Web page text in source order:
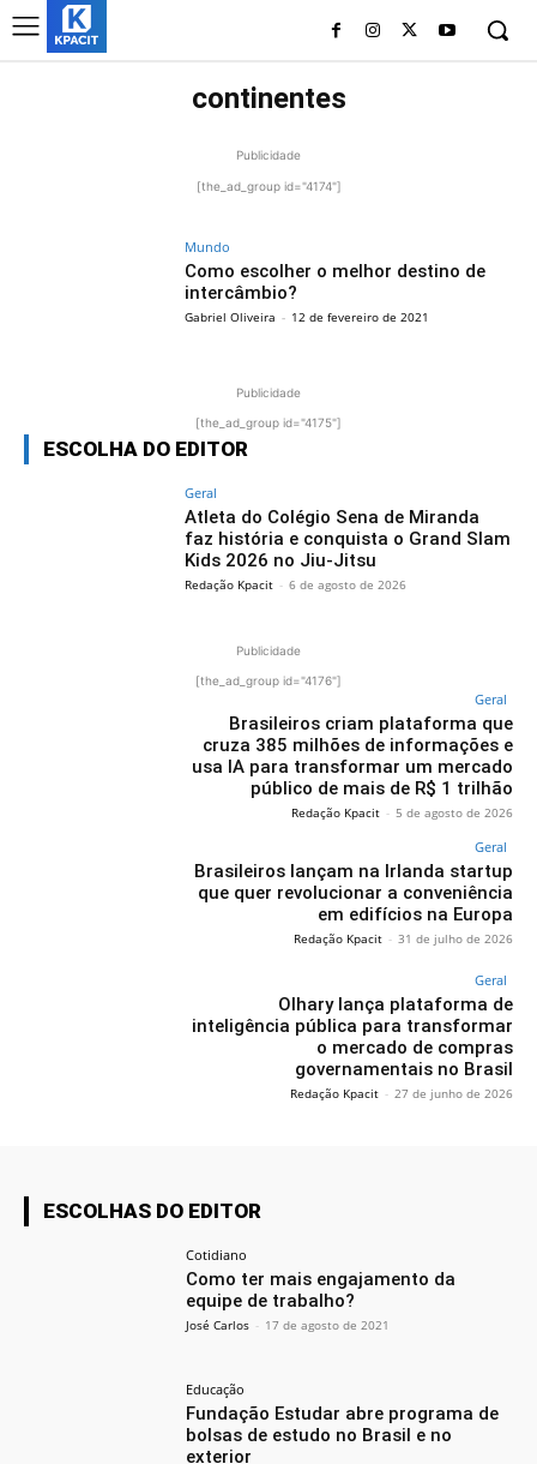
continentes
Publicidade
[the_ad_group id="4174"]
Mundo
Como escolher o melhor destino de
intercâmbio?
Gabriel Oliveira - 12 de fevereiro de 2021
Publicidade
[the_ad_group id="4175"]
ESCOLHA DO EDITOR
Geral
Atleta do Colégio Sena de Miranda
faz história e conquista o Grand Slam
Kids 2026 no Jiu-Jitsu
Redação Kpacit - 6 de agosto de 2026
Publicidade
[the_ad_group id="4176"]
Geral
Brasileiros criam plataforma que
cruza 385 milhões de informações e
usa IA para transformar um mercado
público de mais de R$ 1 trilhão
Redação Kpacit - 5 de agosto de 2026
Geral
Brasileiros lançam na Irlanda startup
que quer revolucionar a conveniência
em edifícios na Europa
Redação Kpacit - 31 de julho de 2026
Geral
Olhary lança plataforma de
inteligência pública para transformar
o mercado de compras
governamentais no Brasil
Redação Kpacit - 27 de junho de 2026
ESCOLHAS DO EDITOR
Cotidiano
Como ter mais engajamento da
equipe de trabalho?
José Carlos - 17 de agosto de 2021
Educação
Fundação Estudar abre programa de
bolsas de estudo no Brasil e no
exterior